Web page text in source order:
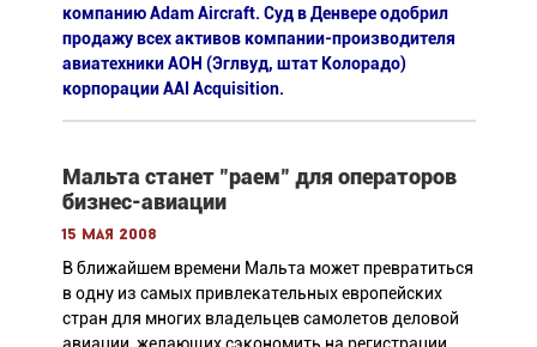
компанию Adam Aircraft. Суд в Денвере одобрил
продажу всех активов компании-производителя
авиатехники АОН (Эглвуд, штат Колорадо)
корпорации AAI Acquisition.
Мальта станет "раем" для операторов
бизнес-авиации
15 мая 2008
В ближайшем времени Мальта может превратиться
в одну из самых привлекательных европейских
стран для многих владельцев самолетов деловой